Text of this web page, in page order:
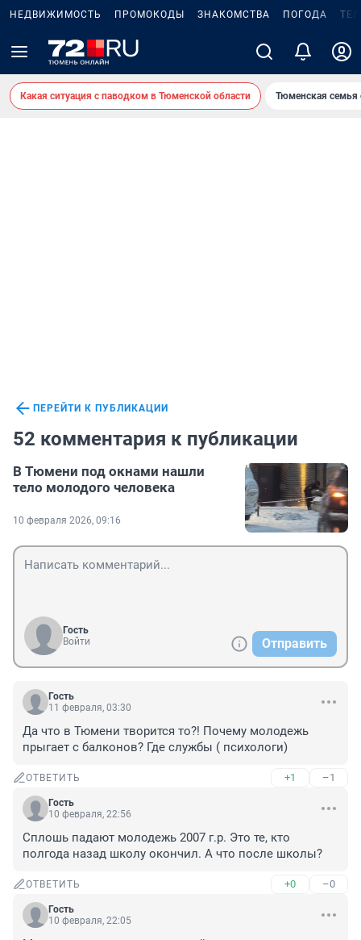
НЕДВИЖИМОСТЬ ПРОМОКОДЫ ЗНАКОМСТВА ПОГОДА
Какая ситуация с паводком в Тюменской области Тюменская семья
ПЕРЕЙТИ К ПУБЛИКАЦИИ
52 комментария к публикации
В Тюмени под окнами нашли
тело молодого человека
10 февраля 2026, 09:16
Гость
Войти
Отправить
Гость
11 февраля, 03:30
Да что в Тюмени творится то?! Почему молодежь
прыгает с балконов? Где службы ( психологи)
ОТВЕТИТЬ +1 –1
Гость
10 февраля, 22:56
Сплошь падают молодежь 2007 г.р. Это те, кто
полгода назад школу окончил. А что после школы?
ОТВЕТИТЬ +0 –0
Гость
10 февраля, 22:05